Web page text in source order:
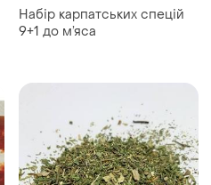
Набір карпатських спецій
9+1 до м’яса